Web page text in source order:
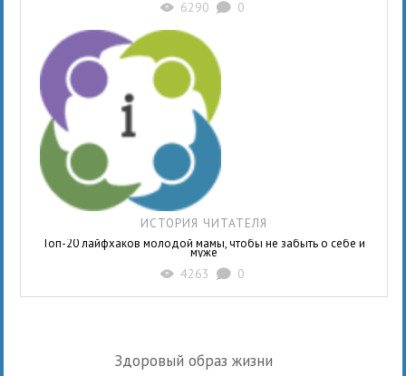
X 6290 K 0
ИСТОРИЯ ЧИТАТЕЛЯ
Топ-20 лайфхаков молодой мамы, чтобы не забыть о себе и
муже
X 4263 K 0
Здоровый образ жизни